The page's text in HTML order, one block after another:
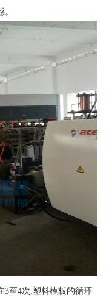
3至4次,塑料模板的循环